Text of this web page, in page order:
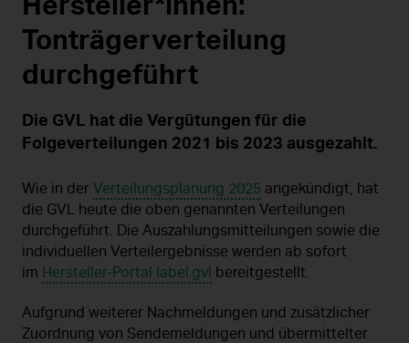
Tonträgerverteilung
durchgeführt
Die GVL hat die Vergütungen für die
Folgeverteilungen 2021 bis 2023 ausgezahlt.
Wie in der Verteilungsplanung 2025 angekündigt, hat
die GVL heute die oben genannten Verteilungen
durchgeführt. Die Auszahlungsmitteilungen sowie die
individuellen Verteilergebnisse werden ab sofort
im Hersteller-Portal label.gvl bereitgestellt.
Aufgrund weiterer Nachmeldungen und zusätzlicher
Zuordnung von Sendemeldungen und übermittelter